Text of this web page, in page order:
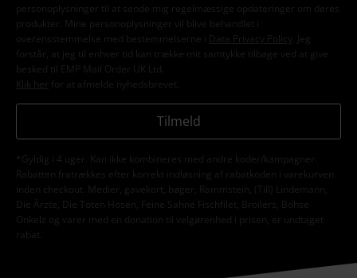
personoplysninger til at sende mig regelmæssige opdateringer om deres
produkter. Mine personoplysninger vil blive behandlet i
overensstemmelse med bestemmelserne i
Data Privacy Policy
. Jeg
forstår, at jeg til enhver tid kan trække mit samtykke tilbage ved at give
besked til EMP Mail Order UK Ltd.
Klik her
for at afmelde nyhedsbrevet.
Tilmeld
*Gyldig i 4 uger. Kan ikke kombineres med andre koder/kampagner.
Rabatten fratrækkes efter korrekt indløsning af rabatkoden i varekurven
inden checkout. Medier, gavekort, bøger, Rammstein, (Till) Lindemann,
Die Ärzte, Die Toten Hosen, Feine Sahne Fischfilet, Broilers, Böhse
Onkelz og varer med en donation til velgørenhed i prisen, er undtaget
rabat.